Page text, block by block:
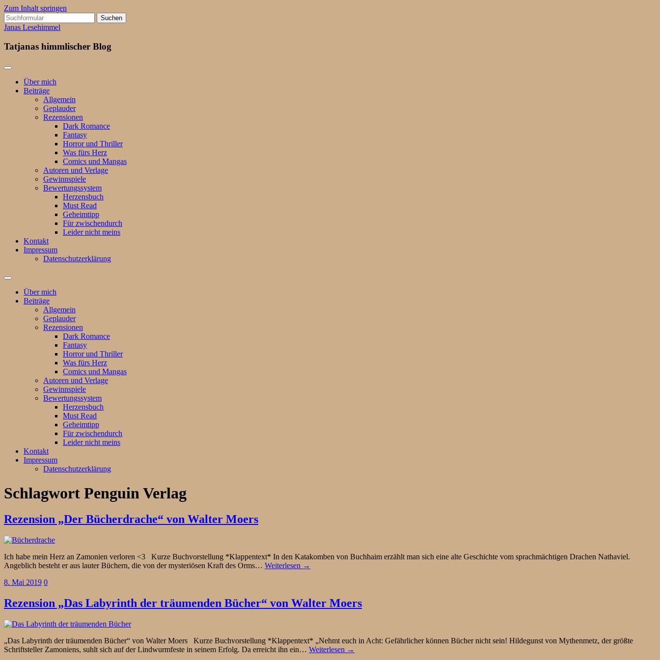
Zum Inhalt springen
Suchen
nach:
Janas Lesehimmel
Tatjanas himmlischer Blog
Über mich
Beiträge
Allgemein
Geplauder
Rezensionen
Dark Romance
Fantasy
Horror und Thriller
Was fürs Herz
Comics und Mangas
Autoren und Verlage
Gewinnspiele
Bewertungssystem
Herzensbuch
Must Read
Geheimtipp
Für zwischendurch
Leider nicht meins
Kontakt
Impressum
Datenschutzerklärung
Suchfeld
ein-/ausblenden
Über mich
Beiträge
Allgemein
Geplauder
Rezensionen
Dark Romance
Fantasy
Horror und Thriller
Was fürs Herz
Comics und Mangas
Autoren und Verlage
Gewinnspiele
Bewertungssystem
Herzensbuch
Must Read
Geheimtipp
Für zwischendurch
Leider nicht meins
Kontakt
Impressum
Datenschutzerklärung
Schlagwort Penguin Verlag
Rezension „Der Bücherdrache“ von Walter Moers
Ich habe mein Herz an Zamonien verloren <3 Kurze Buchvorstellung *Klappentext* In den Katakomben von Buchhaim erzählt man sich eine alte Geschichte vom sprachmächtigen Drachen Nathaviel.
Angeblich besteht er aus lauter Büchern, die von der mysteriösen Kraft des Orms… Weiterlesen →
8. Mai 2019 0
Rezension „Das Labyrinth der träumenden Bücher“ von Walter Moers
„Das Labyrinth der träumenden Bücher“ von Walter Moers Kurze Buchvorstellung *Klappentext* „Nehmt euch in Acht: Gefährlicher können Bücher nicht sein! Hildegunst von Mythenmetz, der größte
Schriftsteller Zamoniens, suhlt sich auf der Lindwurmfeste in seinem Erfolg. Da erreicht ihn ein… Weiterlesen →